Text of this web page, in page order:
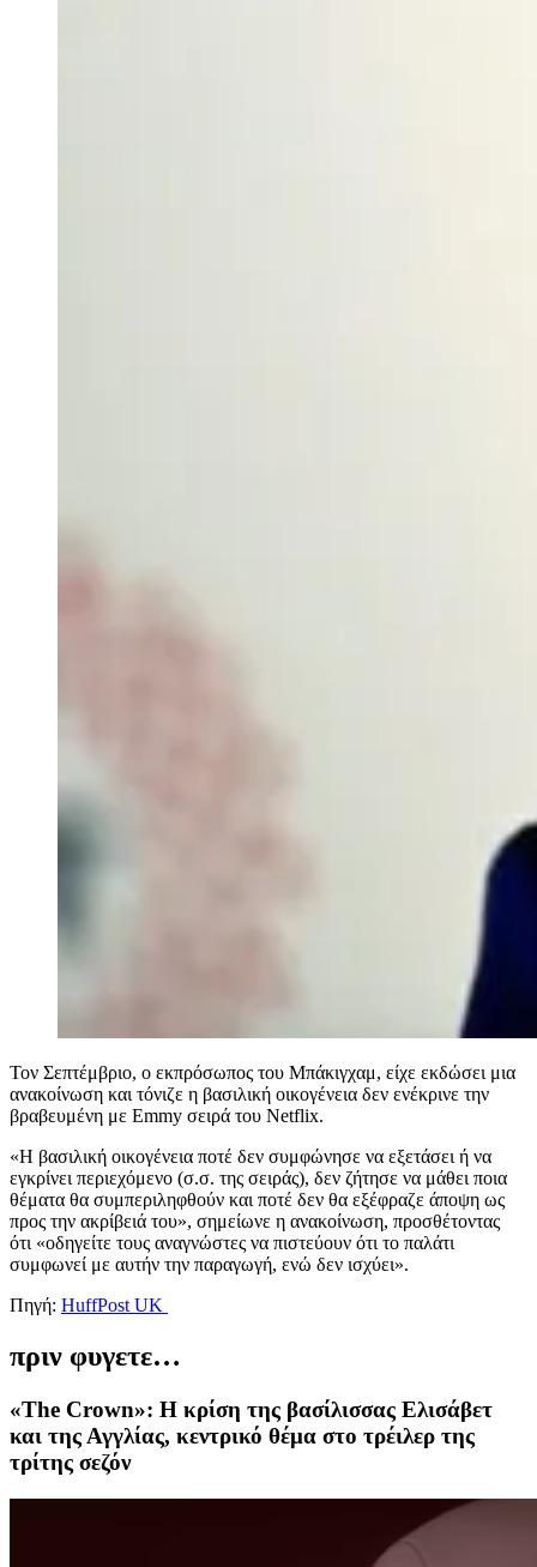
Τον Σεπτέμβριο, ο εκπρόσωπος του Μπάκιγχαμ, είχε εκδώσει μια
ανακοίνωση και τόνιζε η βασιλική οικογένεια δεν ενέκρινε την
βραβευμένη με Emmy σειρά του Netflix.
«Η βασιλική οικογένεια ποτέ δεν συμφώνησε να εξετάσει ή να
εγκρίνει περιεχόμενο (σ.σ. της σειράς), δεν ζήτησε να μάθει ποια
θέματα θα συμπεριληφθούν και ποτέ δεν θα εξέφραζε άποψη ως
προς την ακρίβειά του», σημείωνε η ανακοίνωση, προσθέτοντας
ότι «οδηγείτε τους αναγνώστες να πιστεύουν ότι το παλάτι
συμφωνεί με αυτήν την παραγωγή, ενώ δεν ισχύει».
Πηγή: HuffPost UK
πριν φυγετε…
«The Crown»: Η κρίση της βασίλισσας Ελισάβετ
και της Αγγλίας, κεντρικό θέμα στο τρέιλερ της
τρίτης σεζόν